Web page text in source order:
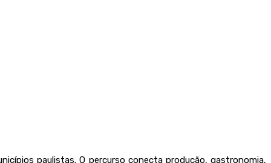
paulistas. O percurso conecta produção, gastronomia,